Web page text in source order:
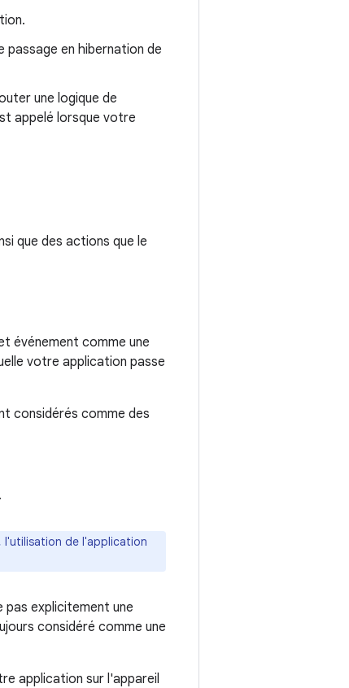
en hibernation de
une logique de
appelé lorsque votre
que des actions que le
événement comme une
votre application passe
considérés comme des
.
de l'application
explicitement une
considéré comme une
application sur l'appareil